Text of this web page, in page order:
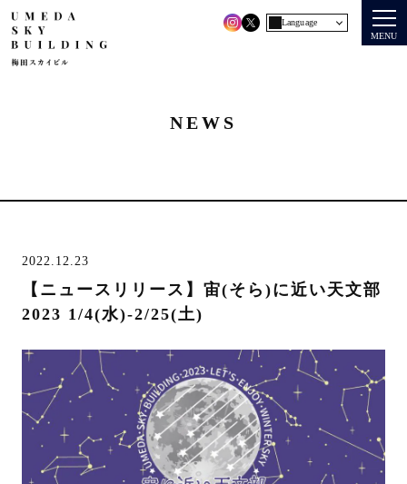
Language
MENU
NEWS
2022.12.23
【ニュースリリース】宙(そら)に近い天文部
2023 1/4(水)-2/25(土)